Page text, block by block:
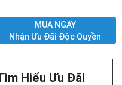
MUA NGAY
Nhận Ưu Đãi Độc Quyền
Hiểu Ưu Đãi